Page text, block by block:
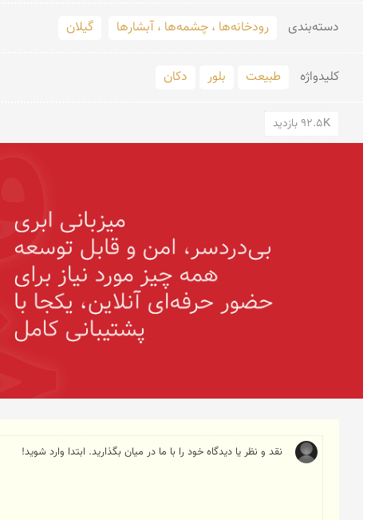
دسته‌بندی رودخانه‌ها ، چشمه‌ها ، آبشارها گیلان
کلید‌واژه طبیعت بلور دکان
92.5K بازدید